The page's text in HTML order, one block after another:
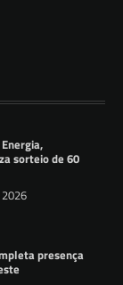
sorteio de 60
presença